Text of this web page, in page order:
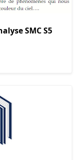
SMC S5